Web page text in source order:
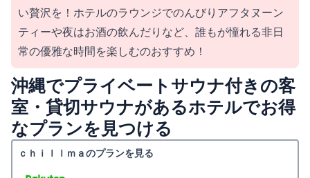
い贅沢を！ホテルのラウンジでのんびりアフタヌーン
ティーや夜はお酒の飲んだりなど、誰もが憧れる非日
常の優雅な時間を楽しむのおすすめ！
沖縄でプライベートサウナ付きの客
室・貸切サウナがあるホテルでお得
なプランを見つける
ｃｈｉｌｌｍａのプランを見る